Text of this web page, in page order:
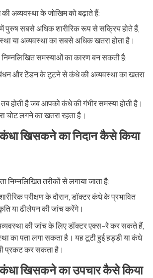
अव्यवस्था के जोखिम को बढ़ाते हैं:
पुरुष सबसे अधिक शारीरिक रूप से सक्रिय होते हैं,
या अव्यवस्था का सबसे अधिक खतरा होता है।
समस्याओं का कारण बन सकती है:
और टेंडन के टूटने से कंधे की अव्यवस्था का खतरा
होती है जब आपको कंधे की गंभीर समस्या होती है।
चोट लगने का खतरा रहता है।
खिसकने का निदान कैसे किया
निम्नलिखित तरीकों से लगाया जाता है:
परीक्षण के दौरान, डॉक्टर कंधे के प्रभावित
या ढीलेपन की जांच करेंगे।
की जांच के लिए डॉक्टर एक्स-रे कर सकते हैं,
का पता लगा सकता है। यह टूटी हुई हड्डी या कंधे
प्रकट कर सकता है।
कंधा खिसकने का उपचार कैसे किया